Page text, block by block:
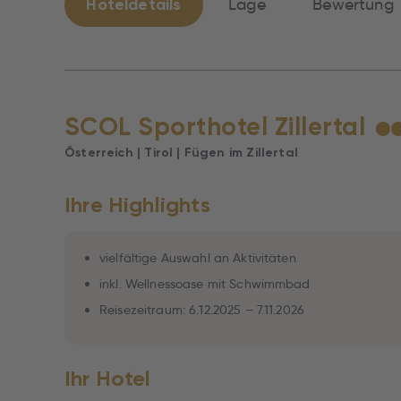
Hoteldetails Lage Bewertung
SCOL Sporthotel Zillertal ★
Österreich | Tirol | Fügen im Zillertal
Ihre Highlights
vielfältige Auswahl an Aktivitäten
inkl. Wellnessoase mit Schwimmbad
Reisezeitraum: 6.12.2025 – 7.11.2026
Ihr Hotel